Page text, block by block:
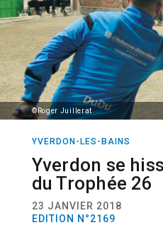
©Roger Juillerat
YVERDON-LES-BAINS
Yverdon se
du Trophée 26
23 JANVIER 2018
EDITION N°2169